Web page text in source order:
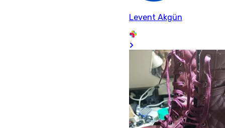
Levent Akgün